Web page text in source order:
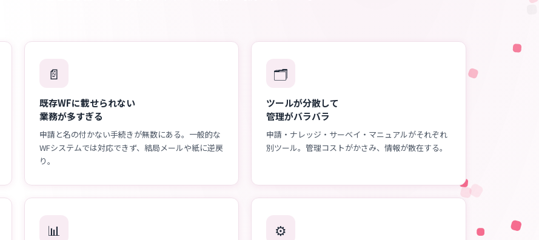
📄
既存WFに載せられない
業務が多すぎる
申請と名の付かない手続きが無数にある。一般的な
WFシステムでは対応できず、結局メールや紙に逆戻
り。
🗂️
ツールが分散して
管理がバラバラ
申請・ナレッジ・サーベイ・マニュアルがそれぞれ
別ツール。管理コストがかさみ、情報が散在する。
📊 ⚙️